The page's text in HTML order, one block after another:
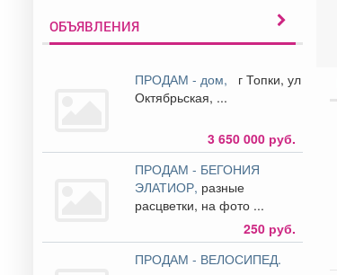
ОБЪЯВЛЕНИЯ
ПРОДАМ - дом,
г Топки, ул
Октябрьская, ...
3 650 000 руб.
ПРОДАМ - БЕГОНИЯ
ЭЛАТИОР, разные
расцветки, на фото ...
250 руб.
ПРОДАМ - ВЕЛОСИПЕД.